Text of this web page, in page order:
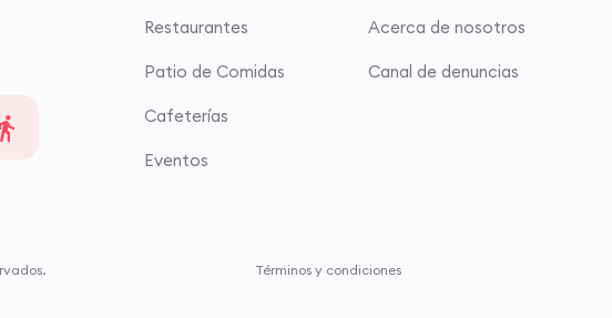
Restaurantes
Patio de Comidas
Cafeterías
Eventos
Acerca de nosotros
Canal de denuncias
Términos y condiciones